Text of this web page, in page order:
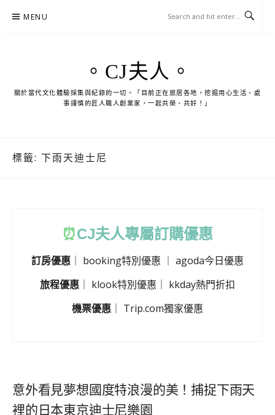
MENU
。CJ夫人。
關於當代文化體驗採集與紀錄的一切。「目前正在旅居各地，挖掘用心生活、處
事謹慎的匠人職人創業家，一起共榮、共好！」
標籤: 下雨天迪士尼
⏰CJ夫人專屬訂購優惠
訂房優惠 booking特別優惠
agoda今日優惠
旅程優惠
klook特別優惠
kkday熱門折扣
機票優惠
Trip.com獨家優惠
意外看見夢想國度特浪漫的美！捕捉下雨天
裡的日本東京迪士尼樂園